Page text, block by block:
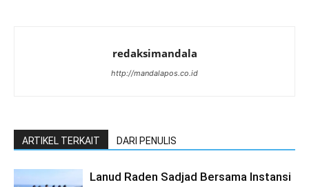
redaksimandala
http://mandalapos.co.id
ARTIKEL TERKAIT DARI PENULIS
Lanud Raden Sadjad Bersama Instansi